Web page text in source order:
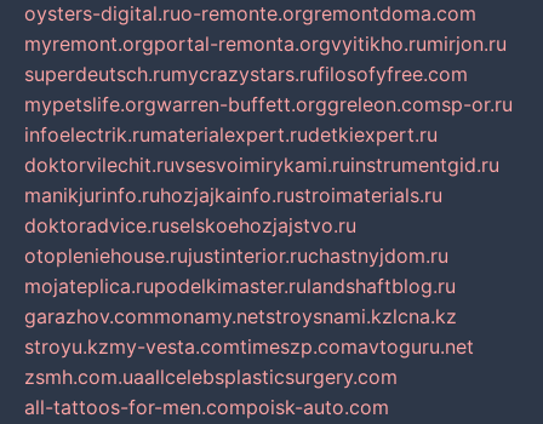
oysters-digital.ruo-remonte.orgremontdoma.com
myremont.orgportal-remonta.orgvyitikho.rumirjon.ru
superdeutsch.rumycrazystars.rufilosofyfree.com
mypetslife.orgwarren-buffett.orggreleon.comsp-or.ru
infoelectrik.rumaterialexpert.rudetkiexpert.ru
doktorvilechit.ruvsesvoimirykami.ruinstrumentgid.ru
manikjurinfo.ruhozjajkainfo.rustroimaterials.ru
doktoradvice.ruselskoehozjajstvo.ru
otopleniehouse.rujustinterior.ruchastnyjdom.ru
mojateplica.rupodelkimaster.rulandshaftblog.ru
garazhov.commonamy.netstroysnami.kzlcna.kz
stroyu.kzmy-vesta.comtimeszp.comavtoguru.net
zsmh.com.uaallcelebsplasticsurgery.com
all-tattoos-for-men.compoisk-auto.com